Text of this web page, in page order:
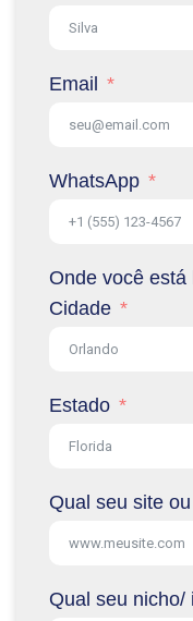
Email
WhatsApp
Onde você
Cidade
Estado
Qual seu site
Qual seu nicho/